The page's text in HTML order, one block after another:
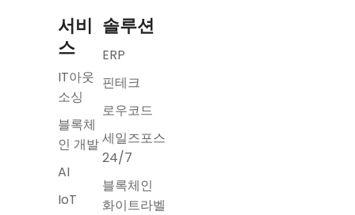
서비
스
IT아웃
소싱
블록체
인 개발
AI
IoT
솔루션
ERP
핀테크
로우코드
세일즈포스
24/7
블록체인
화이트라벨